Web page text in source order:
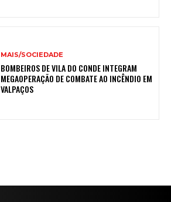
MAIS/SOCIEDADE
BOMBEIROS DE VILA DO CONDE INTEGRAM
MEGAOPERAÇÃO DE COMBATE AO INCÊNDIO EM
VALPAÇOS